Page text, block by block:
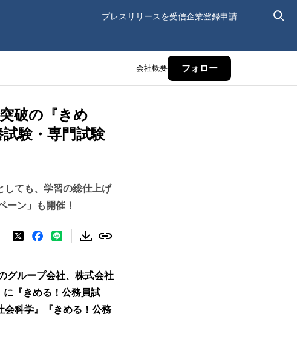
プレスリリースを受信企業登録申請
会社概要 フォロー
破の『きめ
験・専門試験
しても、学習の総仕上げ
ーン」も開催！
グループ会社、株式会社
に『きめる！公務員試
科学』『きめる！公務